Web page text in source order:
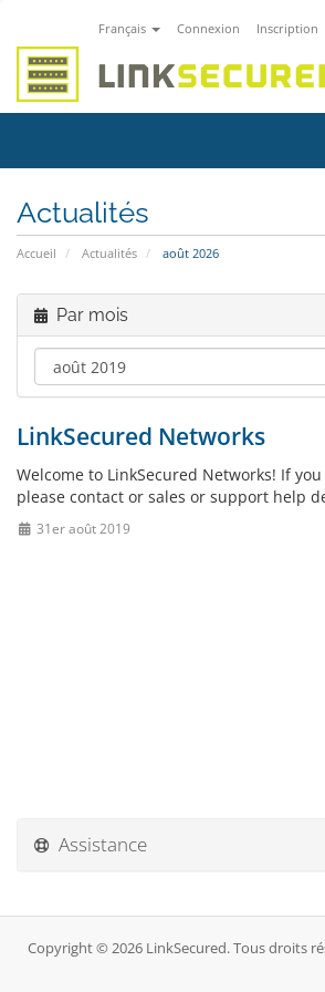
Français Connexion Inscription
Actualités
Accueil Actualités août 2026
Par mois
LinkSecured Networks
Welcome to LinkSecured Networks! If
please contact or sales or support help
31er août 2019
Assistance
Copyright © 2026 LinkSecured. Tous droits